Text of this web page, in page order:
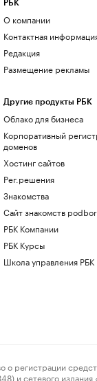
РБК
О компании
Контактная
Редакция
Размещение рекламы
Другие продукты РБК
Облако для бизнеса
Корпоративный
доменов
Хостинг сайтов
Рег.решения
Знакомства
Сайт знакомств
РБК Компании
РБК Курсы
Школа управления РБК
сетевого издания